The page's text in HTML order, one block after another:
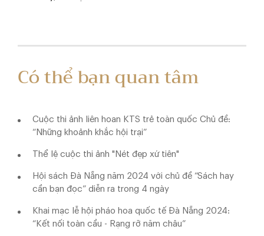
Có thể bạn quan tâm
Cuộc thi ảnh liên hoan KTS trẻ toàn quốc Chủ đề:
“Những khoảnh khắc hội trại”
Thể lệ cuộc thi ảnh "Nét đẹp xứ tiên"
Hội sách Đà Nẵng năm 2024 với chủ đề “Sách hay
cần bạn đọc” diễn ra trong 4 ngày
Khai mạc lễ hội pháo hoa quốc tế Đà Nẵng 2024:
“Kết nối toàn cầu - Rạng rỡ năm châu”